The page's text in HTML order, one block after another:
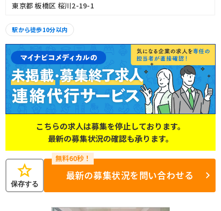
東京都 板橋区 桜川2-19-1
駅から徒歩10分以内
こちらの求人は募集を停止しております。
最新の募集状況の確認も承ります。
star
保存する
最新の募集状況を問い合わせる